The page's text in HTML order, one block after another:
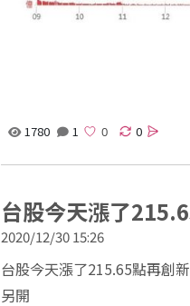
1780 1 0
台股今天漲了
2020/12/30 15:26
台股今天漲了215.65點再創
另開